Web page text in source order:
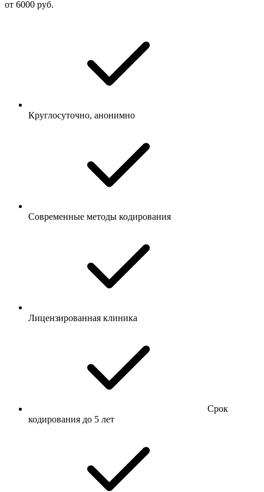
от 6000 руб.
Круглосуточно, анонимно
Современные методы кодирования
Лицензированная клиника
Срок
кодирования до 5 лет